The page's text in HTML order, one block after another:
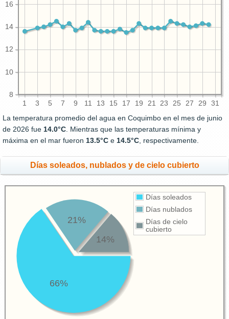
1 3 5 7 9 11 13 15 17 19 21 23 25 27 29 31
8
10
12
14
16
La temperatura promedio del agua en Coquimbo en el mes de junio
de 2026 fue 14.0°C. Mientras que las temperaturas mínima y
máxima en el mar fueron 13.5°C e 14.5°C, respectivamente.
Días soleados, nublados y de cielo cubierto
Días soleados
Días nublados
Días de cielo
cubierto
66%
21%
14%